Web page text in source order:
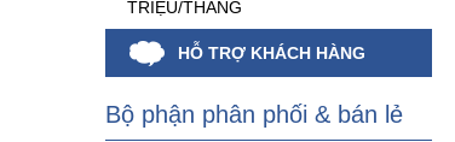
TRIỆU/THÁNG
HỖ TRỢ KHÁCH HÀNG
Bộ phận phân phối & bán lẻ